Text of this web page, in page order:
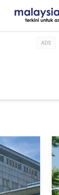
ADS